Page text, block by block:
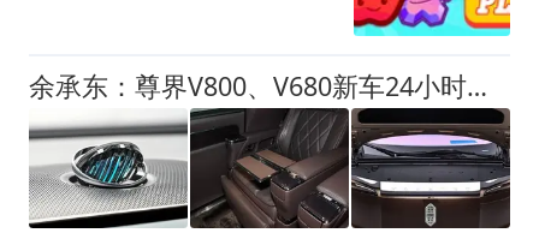
余承东：尊界V800、V680新车24小时大定突破3500台